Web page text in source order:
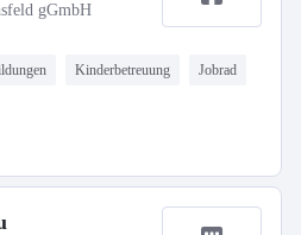
gGmbH
Kinderbetreuung Jobrad